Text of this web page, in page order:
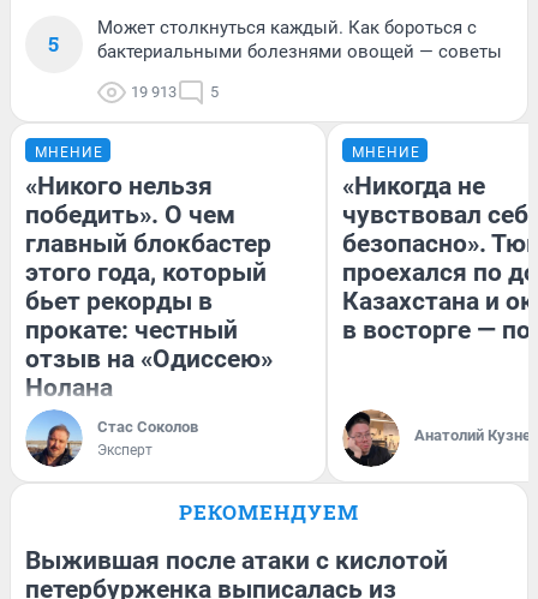
5
Может столкнуться каждый. Как бороться с
бактериальными болезнями овощей — советы
19 913 5
МНЕНИЕ
«Никого нельзя
победить». О чем
главный блокбастер
этого года, который
бьет рекорды в
прокате: честный
отзыв на «Одиссею»
Нолана
Стас Соколов
Эксперт
МНЕНИЕ
«Никогда не
чувствовал
безопасно».
проехался по
Казахстана и
в восторге —
Анатолий
РЕКОМЕНДУЕМ
Выжившая после атаки с кислотой
петербурженка выписалась из